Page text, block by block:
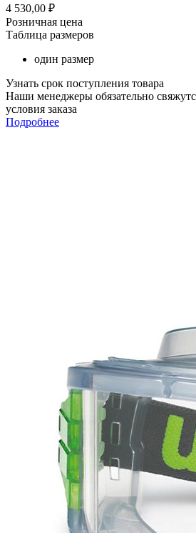
4 530,00 ₽
Розничная цена
Таблица размеров
один размер
Узнать срок поступления товара
Наши менеджеры обязательно
условия заказа
Подробнее